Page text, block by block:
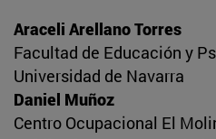
Araceli Arellano Torres
Facultad de Educación y
Universidad de Navarra
Daniel Muñoz
Centro Ocupacional El